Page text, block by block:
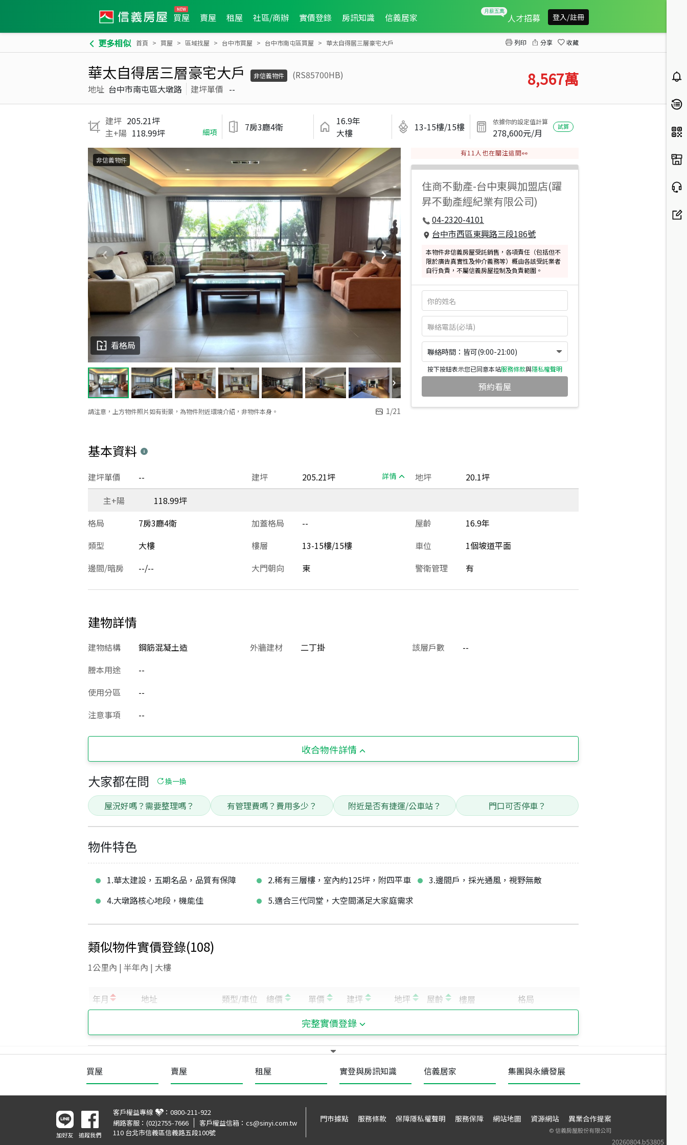
買屋 賣屋 租屋 社區/商辦 實價登錄 房訊知識 信義居家 人才招募 登入/註冊
更多相似 首頁 買屋 區域找屋 台中市買屋 台中市南屯區買屋 華太自得居三層豪宅大戶 列印 分享 收藏
華太自得居三層豪宅大戶 非信義物件
(RS85700HB)
地址 台中市南屯區大墩路 建坪單價 -- 8,567萬
建坪 205.21坪
主+陽 118.99坪 細項 7房3廳4衛
16.9年
大樓
13-15樓/15樓 依據你的設定值計算
278,600元/月
試算
請注意，上方物件照片如有街景，為物件附近環境介紹，非物件本身。 1/21
看格局
非信義物件
有11 人也在關注這間👀
住商不動產-台中東興加盟店(躍
昇不動產經紀業有限公司)
04-2320-4101
台中市西區東興路三段186號
本物件非信義房屋受託銷售，各項責任（包括但不
限於廣告真實性及仲介義務等）概由各該受託業者
自行負責，不屬信義房屋控制及負責範圍。
聯絡時間：皆可(9:00-21:00)
按下按鈕表示您已同意本站服務條款與隱私權聲明
預約看屋
基本資料
建坪 205.21坪 詳情
建坪單價 -- 地坪
20.1坪
主+陽
118.99坪
格局
7房3廳4衛 加蓋格局 -- 屋齡
16.9年
類型
大樓 樓層 13-15樓/15樓 車位
1個坡道平面
邊間/暗房
--/-- 大門朝向 東 警衛管理 有
建物詳情
建物結構 鋼筋混凝土造 外牆建材 二丁掛 該層戶數
--
謄本用途
--
使用分區
--
注意事項
--
收合物件詳情
大家都在問 換一換
屋況好嗎？需要整理嗎？ 有管理費嗎？費用多少？ 附近是否有捷運/公車站？ 門口可否停車？
物件特色
1.華太建設，五期名品，品質有保障 2.稀有三層樓，室內約125坪，附四平車
3.邊間戶，採光通風，視野無敵
4.大墩路核心地段，機能佳
5.適合三代同堂，大空間滿足大家庭需求
類似物件實價登錄(108)
1公里內 | 半年內 | 大樓
完整實價登錄
買屋 賣屋 租屋 實登與房訊知識 信義居家 集團與永續發展
20260804.b53805
加好友 追蹤我們
客戶權益專線 ： 0800-211-922
網路客服： (02)2755-7666 客戶權益信箱： cs@sinyi.com.tw
110 台北市信義區信義路五段100號
門市據點 服務條款 保障隱私權聲明 服務保障 網站地圖 資源網站 異業合作提案
©信義房屋股份有限公司